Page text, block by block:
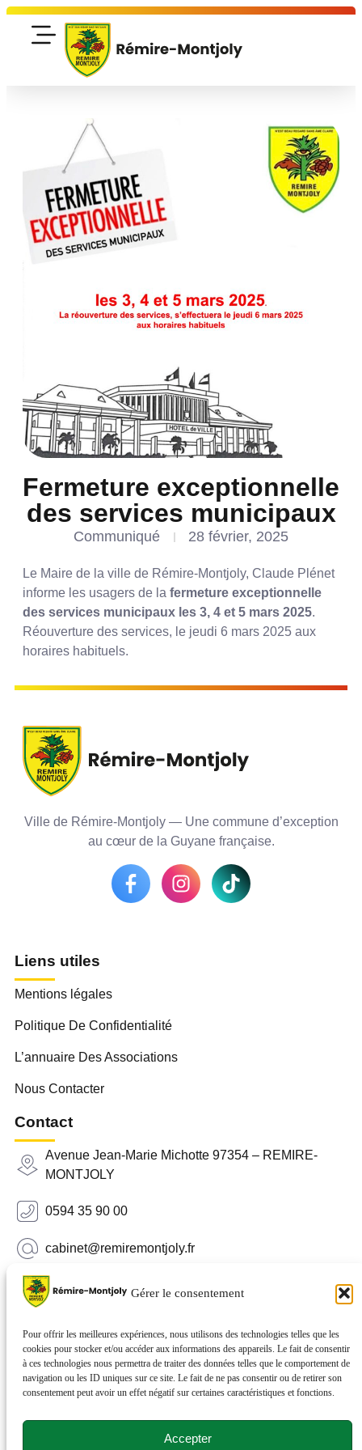
Gérer le consentement
Pour offrir les meilleures expériences, nous utilisons des technologies telles que les
cookies pour stocker et/ou accéder aux informations des appareils. Le fait de consentir
à ces technologies nous permettra de traiter des données telles que le comportement de
navigation ou les ID uniques sur ce site. Le fait de ne pas consentir ou de retirer son
consentement peut avoir un effet négatif sur certaines caractéristiques et fonctions.
Accepter
Fermeture exceptionnelle
des services municipaux
Communiqué 28 février, 2025
Le Maire de la ville de Rémire-Montjoly, Claude Plénet
informe les usagers de la fermeture exceptionnelle
des services municipaux les 3, 4 et 5 mars 2025.
Réouverture des services, le jeudi 6 mars 2025 aux
horaires habituels.
Ville de Rémire-Montjoly — Une commune d’exception
au cœur de la Guyane française.
Liens utiles
Mentions légales
Politique De Confidentialité
L’annuaire Des Associations
Nous Contacter
Contact
Avenue Jean-Marie Michotte 97354 – REMIRE-
MONTJOLY
0594 35 90 00
cabinet@remiremontjoly.fr
Newsletter
nouvelles de votre commune.